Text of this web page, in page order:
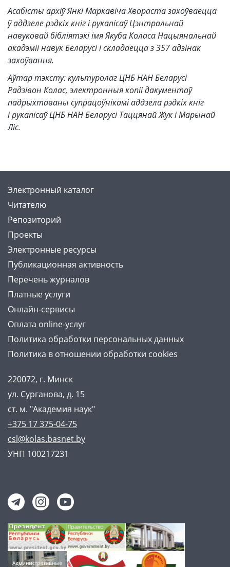
Асабісты архіў Янкі Маркавіча Хвораста захоўваецца
ў аддзеле рэдкіх кніг і рукапісаў Цэнтральнай
навуковай бібліятэкі імя Якуба Коласа Нацыянальнай
акадэміі навук Беларусі і складаецца з 357 адзінак
захоўвання.
Аўтар тэксту: культуролаг ЦНБ НАН Беларусі
Радзівон Колас, электронныя копіі дакументаў
падрыхтаваны супрацоўнікамі аддзела рэдкіх кніг
і рукапісаў ЦНБ НАН Беларусі Таццянай Жук і Марынай
Ліс.
Электронный каталог
Читателю
Репозиторий
Проекты
Электронные ресурсы
Публикационная активность
Перечень журналов
Платные услуги
Онлайн-сервисы
Оплата online-услуг
Политика обработки персональных данных
Политика в отношении обработки cookies
220072, г. Минск
ул. Сурганова, д. 15
ст. м. "Академия наук"
+375 17 375-04-75
csl@kolas.basnet.by
УНП 100217231